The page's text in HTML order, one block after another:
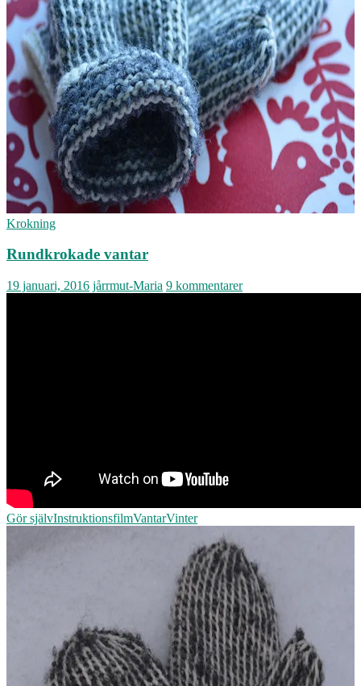
Krokning
Rundkrokade vantar
19 januari, 2016 jårrmut-Maria 9 kommentarer
Gör självInstruktionsfilmVantarVinter